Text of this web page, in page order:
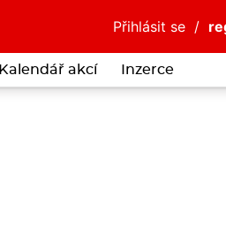
Přihlásit se /
Kalendář akcí Inzerce